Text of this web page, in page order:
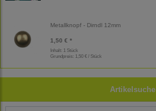
Metallknopf - Dirndl 12mm
1,50 € *
Inhalt: 1 Stück
Grundpreis: 1,50 € / Stück
Artikelsuche